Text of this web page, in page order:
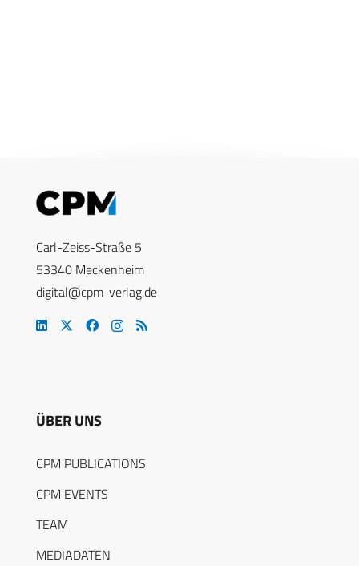
Carl-Zeiss-Straße 5
53340 Meckenheim
digital@cpm-verlag.de
ÜBER UNS
CPM PUBLICATIONS
CPM EVENTS
TEAM
MEDIADATEN